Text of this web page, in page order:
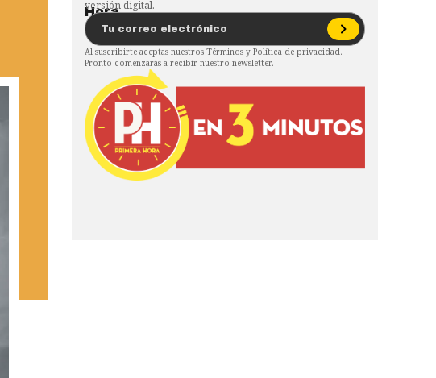
versión digital.
Al suscribirte aceptas nuestros Términos y Política de privacidad.
Pronto comenzarás a recibir nuestro newsletter.